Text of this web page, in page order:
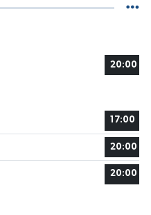
20:00
17:00
20:00
20:00